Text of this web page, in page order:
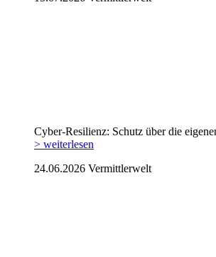
Cyber-Resilienz: Schutz über die
> weiterlesen
24.06.2026 Vermittlerwelt